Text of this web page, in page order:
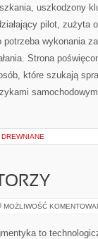
uszkodzony
pilot, zużyta
potrzeba wykonania
Strona
które szukają
MOŻLIWOŚĆ
to